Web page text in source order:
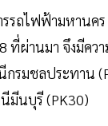
รถไฟฟ้ามหานค
ผ่านมา จึงมีคว
รมชลประทาน
มีนบุรี (PK30)